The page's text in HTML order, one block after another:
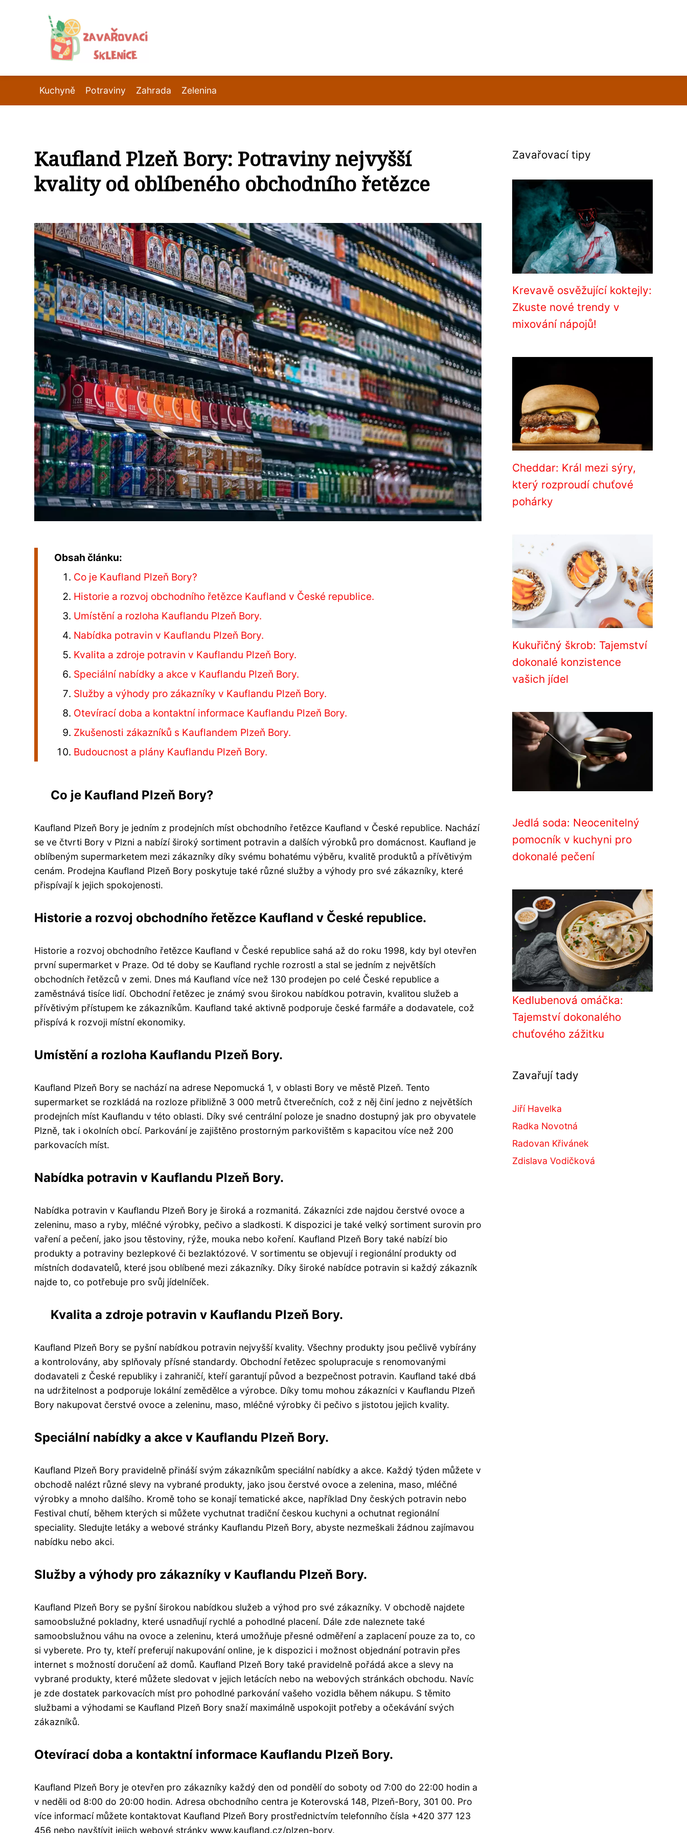
Kuchyně Potraviny Zahrada Zelenina
Kaufland Plzeň Bory: Potraviny nejvyšší
kvality od oblíbeného obchodního řetězce
Obsah článku:
Co je Kaufland Plzeň Bory?
Historie a rozvoj obchodního řetězce Kaufland v České republice.
Umístění a rozloha Kauflandu Plzeň Bory.
Nabídka potravin v Kauflandu Plzeň Bory.
Kvalita a zdroje potravin v Kauflandu Plzeň Bory.
Speciální nabídky a akce v Kauflandu Plzeň Bory.
Služby a výhody pro zákazníky v Kauflandu Plzeň Bory.
Otevírací doba a kontaktní informace Kauflandu Plzeň Bory.
Zkušenosti zákazníků s Kauflandem Plzeň Bory.
Budoucnost a plány Kauflandu Plzeň Bory.
Co je Kaufland Plzeň Bory?
Kaufland Plzeň Bory je jedním z prodejních míst obchodního řetězce Kaufland v České republice. Nachází
se ve čtvrti Bory v Plzni a nabízí široký sortiment potravin a dalších výrobků pro domácnost. Kaufland je
oblíbeným supermarketem mezi zákazníky díky svému bohatému výběru, kvalitě produktů a přívětivým
cenám. Prodejna Kaufland Plzeň Bory poskytuje také různé služby a výhody pro své zákazníky, které
přispívají k jejich spokojenosti.
Historie a rozvoj obchodního řetězce Kaufland v České republice.
Historie a rozvoj obchodního řetězce Kaufland v České republice sahá až do roku 1998, kdy byl otevřen
první supermarket v Praze. Od té doby se Kaufland rychle rozrostl a stal se jedním z největších
obchodních řetězců v zemi. Dnes má Kaufland více než 130 prodejen po celé České republice a
zaměstnává tisíce lidí. Obchodní řetězec je známý svou širokou nabídkou potravin, kvalitou služeb a
přívětivým přístupem ke zákazníkům. Kaufland také aktivně podporuje české farmáře a dodavatele, což
přispívá k rozvoji místní ekonomiky.
Umístění a rozloha Kauflandu Plzeň Bory.
Kaufland Plzeň Bory se nachází na adrese Nepomucká 1, v oblasti Bory ve městě Plzeň. Tento
supermarket se rozkládá na rozloze přibližně 3 000 metrů čtverečních, což z něj činí jedno z největších
prodejních míst Kauflandu v této oblasti. Díky své centrální poloze je snadno dostupný jak pro obyvatele
Plzně, tak i okolních obcí. Parkování je zajištěno prostorným parkovištěm s kapacitou více než 200
parkovacích míst.
Nabídka potravin v Kauflandu Plzeň Bory.
Nabídka potravin v Kauflandu Plzeň Bory je široká a rozmanitá. Zákazníci zde najdou čerstvé ovoce a
zeleninu, maso a ryby, mléčné výrobky, pečivo a sladkosti. K dispozici je také velký sortiment surovin pro
vaření a pečení, jako jsou těstoviny, rýže, mouka nebo koření. Kaufland Plzeň Bory také nabízí bio
produkty a potraviny bezlepkové či bezlaktózové. V sortimentu se objevují i regionální produkty od
místních dodavatelů, které jsou oblíbené mezi zákazníky. Díky široké nabídce potravin si každý zákazník
najde to, co potřebuje pro svůj jídelníček.
Kvalita a zdroje potravin v Kauflandu Plzeň Bory.
Kaufland Plzeň Bory se pyšní nabídkou potravin nejvyšší kvality. Všechny produkty jsou pečlivě vybírány
a kontrolovány, aby splňovaly přísné standardy. Obchodní řetězec spolupracuje s renomovanými
dodavateli z České republiky i zahraničí, kteří garantují původ a bezpečnost potravin. Kaufland také dbá
na udržitelnost a podporuje lokální zemědělce a výrobce. Díky tomu mohou zákazníci v Kauflandu Plzeň
Bory nakupovat čerstvé ovoce a zeleninu, maso, mléčné výrobky či pečivo s jistotou jejich kvality.
Speciální nabídky a akce v Kauflandu Plzeň Bory.
Kaufland Plzeň Bory pravidelně přináší svým zákazníkům speciální nabídky a akce. Každý týden můžete v
obchodě nalézt různé slevy na vybrané produkty, jako jsou čerstvé ovoce a zelenina, maso, mléčné
výrobky a mnoho dalšího. Kromě toho se konají tematické akce, například Dny českých potravin nebo
Festival chutí, během kterých si můžete vychutnat tradiční českou kuchyni a ochutnat regionální
speciality. Sledujte letáky a webové stránky Kauflandu Plzeň Bory, abyste nezmeškali žádnou zajímavou
nabídku nebo akci.
Služby a výhody pro zákazníky v Kauflandu Plzeň Bory.
Kaufland Plzeň Bory se pyšní širokou nabídkou služeb a výhod pro své zákazníky. V obchodě najdete
samoobslužné pokladny, které usnadňují rychlé a pohodlné placení. Dále zde naleznete také
samoobslužnou váhu na ovoce a zeleninu, která umožňuje přesné odměření a zaplacení pouze za to, co
si vyberete. Pro ty, kteří preferují nakupování online, je k dispozici i možnost objednání potravin přes
internet s možností doručení až domů. Kaufland Plzeň Bory také pravidelně pořádá akce a slevy na
vybrané produkty, které můžete sledovat v jejich letácích nebo na webových stránkách obchodu. Navíc
je zde dostatek parkovacích míst pro pohodlné parkování vašeho vozidla během nákupu. S těmito
službami a výhodami se Kaufland Plzeň Bory snaží maximálně uspokojit potřeby a očekávání svých
zákazníků.
Otevírací doba a kontaktní informace Kauflandu Plzeň Bory.
Kaufland Plzeň Bory je otevřen pro zákazníky každý den od pondělí do soboty od 7:00 do 22:00 hodin a
v neděli od 8:00 do 20:00 hodin. Adresa obchodního centra je Koterovská 148, Plzeň-Bory, 301 00. Pro
více informací můžete kontaktovat Kaufland Plzeň Bory prostřednictvím telefonního čísla +420 377 123
456 nebo navštívit jejich webové stránky www.kaufland.cz/plzen-bory.
Zavařovací tipy
Krevavě osvěžující koktejly:
Zkuste nové trendy v
mixování nápojů!
Cheddar: Král mezi sýry,
který rozproudí chuťové
pohárky
Kukuřičný škrob: Tajemství
dokonalé konzistence
vašich jídel
Jedlá soda: Neocenitelný
pomocník v kuchyni pro
dokonalé pečení
Kedlubenová omáčka:
Tajemství dokonalého
chuťového zážitku
Zavařují tady
Jiří Havelka
Radka Novotná
Radovan Křivánek
Zdislava Vodičková